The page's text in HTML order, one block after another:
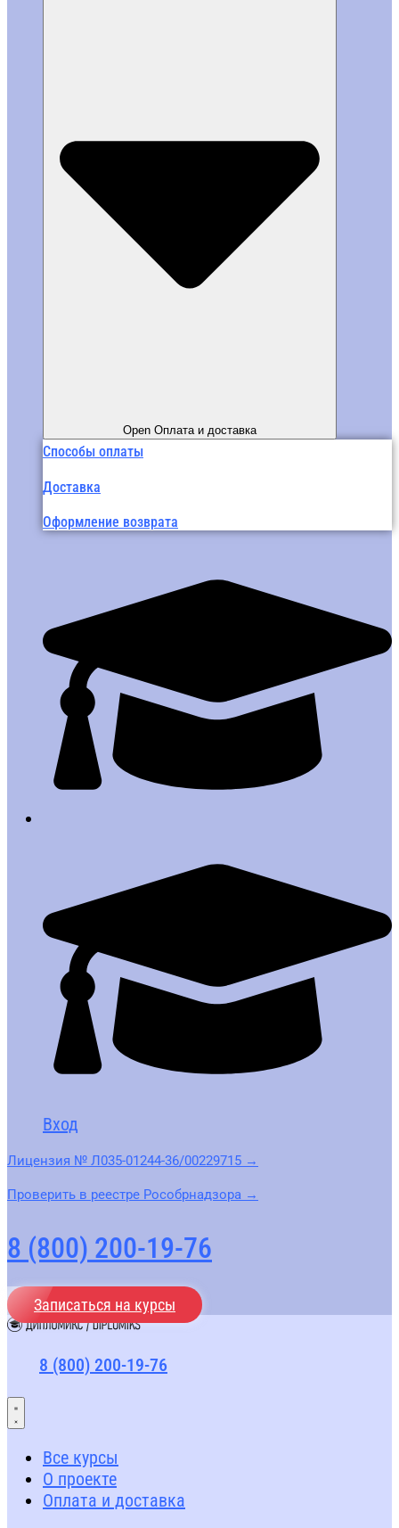
Open Оплата и доставка
Способы оплаты
Доставка
Оформление возврата
Вход
Лицензия № Л035-01244-36/00229715 →
Проверить в реестре Рособрнадзора →
8 (800) 200-19-76
Записаться на курсы
8 (800) 200-19-76
Все курсы
О проекте
Оплата и доставка